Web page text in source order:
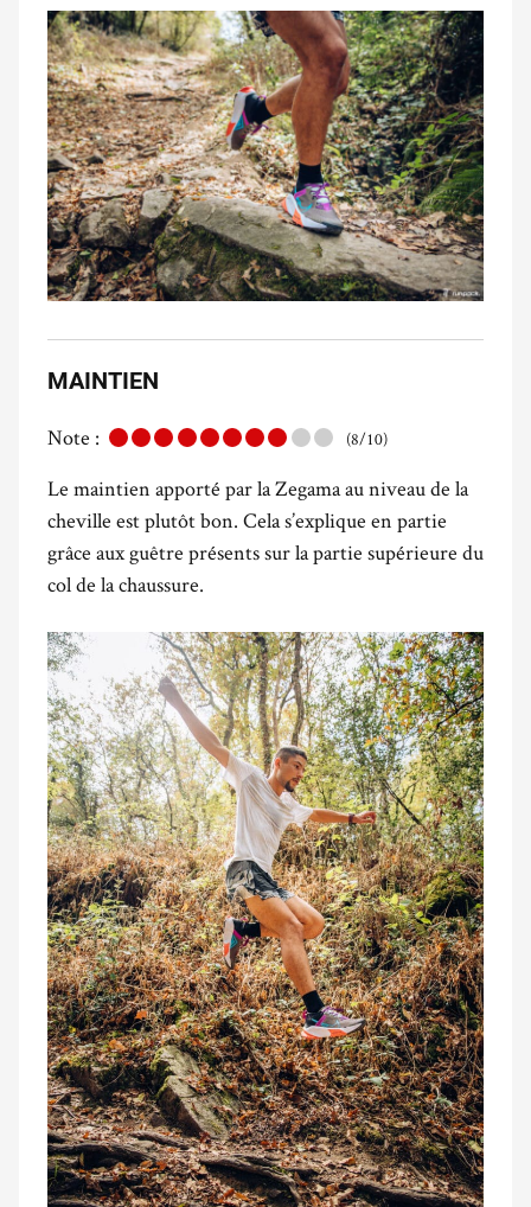
MAINTIEN
Note : (8/10)
Le maintien apporté par la Zegama au niveau de la
cheville est plutôt bon. Cela s’explique en partie
grâce aux guêtre présents sur la partie supérieure du
col de la chaussure.